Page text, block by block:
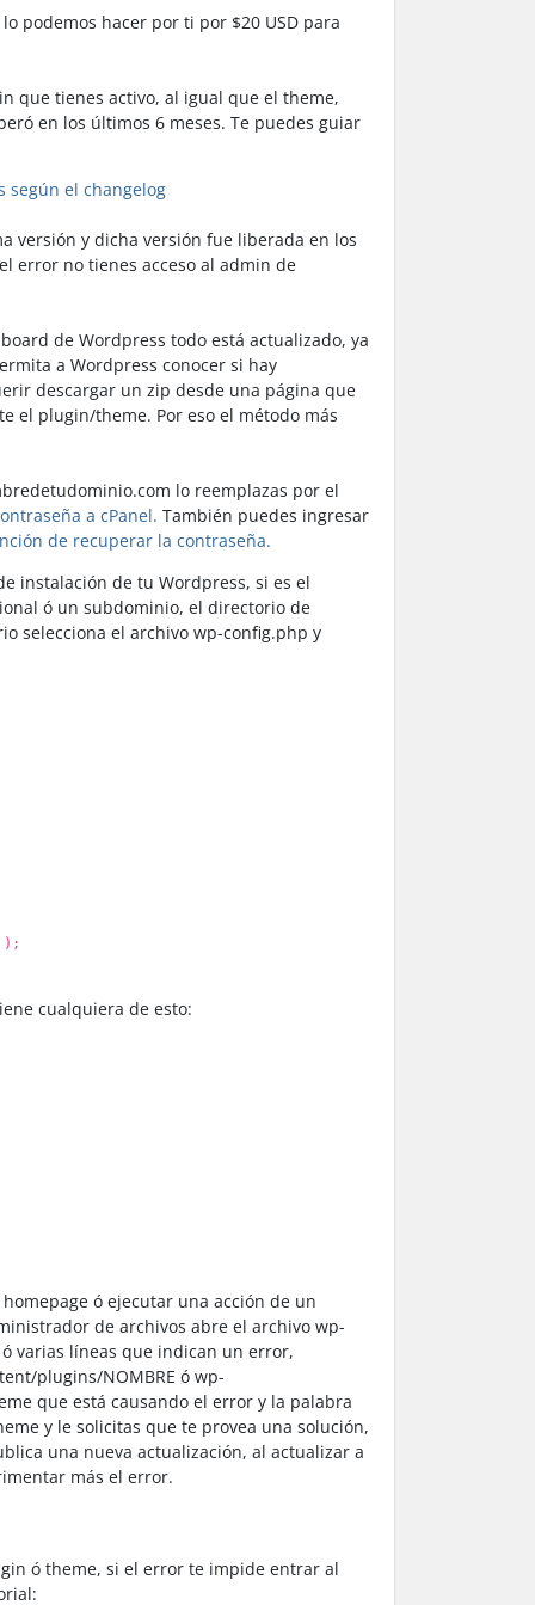
podemos hacer por ti por $20 USD para
que tienes activo, al igual que el theme,
en los últimos 6 meses. Te puedes guiar
según el changelog
versión y dicha versión fue liberada en los
error no tienes acceso al admin de
de Wordpress todo está actualizado, ya
a Wordpress conocer si hay
descargar un zip desde una página que
el plugin/theme. Por eso el método más
lo reemplazas por el
a cPanel. También puedes ingresar
de recuperar la contraseña.
instalación de tu Wordpress, si es el
ó un subdominio, el directorio de
selecciona el archivo wp-config.php y
);
cualquiera de esto:
ó ejecutar una acción de un
de archivos abre el archivo wp-
varias líneas que indican un error,
plugins/NOMBRE ó wp-
que está causando el error y la palabra
y le solicitas que te provea una solución,
una nueva actualización, al actualizar a
más el error.
ó theme, si el error te impide entrar al